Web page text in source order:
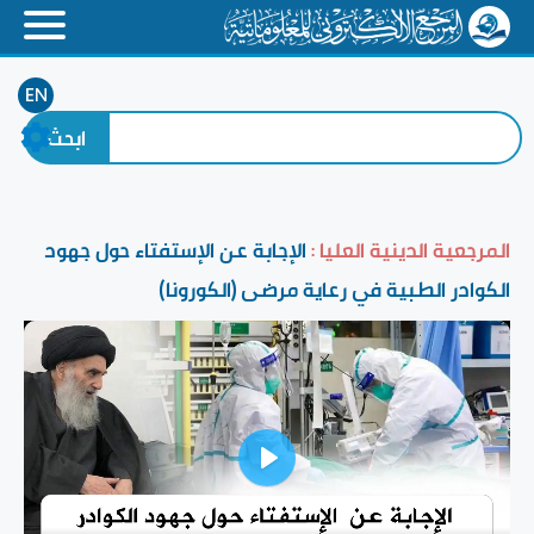
EN
المرجعية الدينية العليا :الإجابة عن الإستفتاء حول جهود
الكوادر الطبية في رعاية مرضى (الكورونا)
Play